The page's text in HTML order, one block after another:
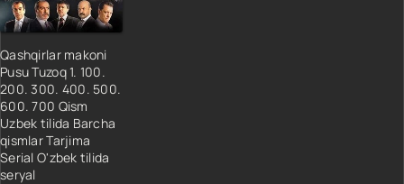
Qashqirlar makoni
Pusu Tuzoq 1. 100.
200. 300. 400. 500.
600. 700 Qism
Uzbek tilida Barcha
qismlar Tarjima
Serial O'zbek tilida
seryal